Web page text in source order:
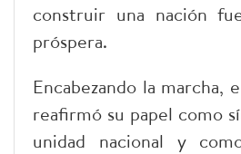
construir una nación
próspera.
Encabezando la marcha,
reafirmó su papel como
unidad nacional y